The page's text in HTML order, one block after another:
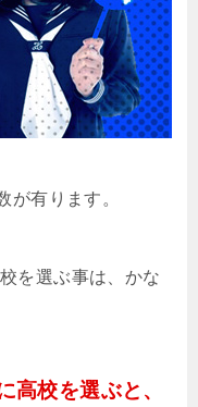
が有ります。
を選ぶ事は、かな
高校を選ぶと、